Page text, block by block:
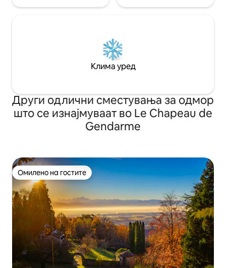
Клима уред
Други одлични сместувања за одмор
што се изнајмуваат во Le Chapeau de
Gendarme
Омилено на гостите
Омилено на гостите